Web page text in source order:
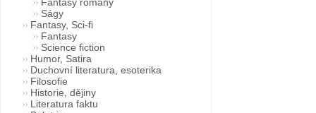
Ságy
Fantasy, Sci-fi
Fantasy
Science fiction
Humor, Satira
Duchovní literatura, esoterika
Filosofie
Historie, dějiny
Literatura faktu